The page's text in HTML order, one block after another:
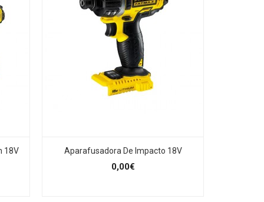
18V Aparafusadora De Impacto 18V
0,00€